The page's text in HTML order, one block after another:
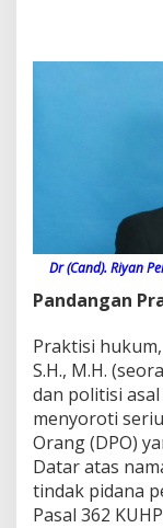
Dr (Cand). Riyan
Pandangan
Praktisi
S.H., M.H.
dan politisi
menyoroti
Orang (DPO)
Datar atas
tindak pidana
Pasal 362